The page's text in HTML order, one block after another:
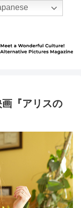
『アリスの